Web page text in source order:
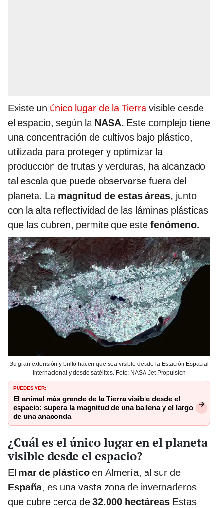
Existe un único lugar de la Tierravisible desde
el espacio, según laNASA. Este complejo tiene
una concentración de cultivos bajo plástico,
utilizada para proteger y optimizar la
producción de frutas y verduras, ha alcanzado
tal escala que puede observarse fuera del
planeta. La magnitud de estas áreas, junto
con la alta reflectividad de las láminas plásticas
que las cubren, permite que este fenómeno.
Su gran extensión y brillo hacen que sea visible desde la Estación Espacial
Internacional y desde satélites. Foto: NASA Jet Propulsion
PUEDES VER:
El animal más grande de la Tierra visible desde el
espacio: supera la magnitud de una ballena y el largo
de una anaconda
¿Cuál es el único lugar en el planeta
visible desde el espacio?
El mar de plástico en Almería, al sur de
España, es una vasta zona de invernaderos
que cubre cerca de 32.000 hectáreas Estas